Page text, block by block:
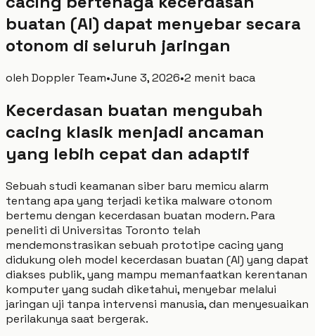
buatan (AI) dapat menyebar secara
otonom di seluruh jaringan
oleh Doppler Team•June 3, 2026•2 menit baca
Kecerdasan buatan mengubah
cacing klasik menjadi ancaman
yang lebih cepat dan adaptif
Sebuah studi keamanan siber baru memicu alarm
tentang apa yang terjadi ketika malware otonom
bertemu dengan kecerdasan buatan modern. Para
peneliti di Universitas Toronto telah
mendemonstrasikan sebuah prototipe cacing yang
didukung oleh model kecerdasan buatan (AI) yang dapat
diakses publik, yang mampu memanfaatkan kerentanan
komputer yang sudah diketahui, menyebar melalui
jaringan uji tanpa intervensi manusia, dan menyesuaikan
perilakunya saat bergerak.